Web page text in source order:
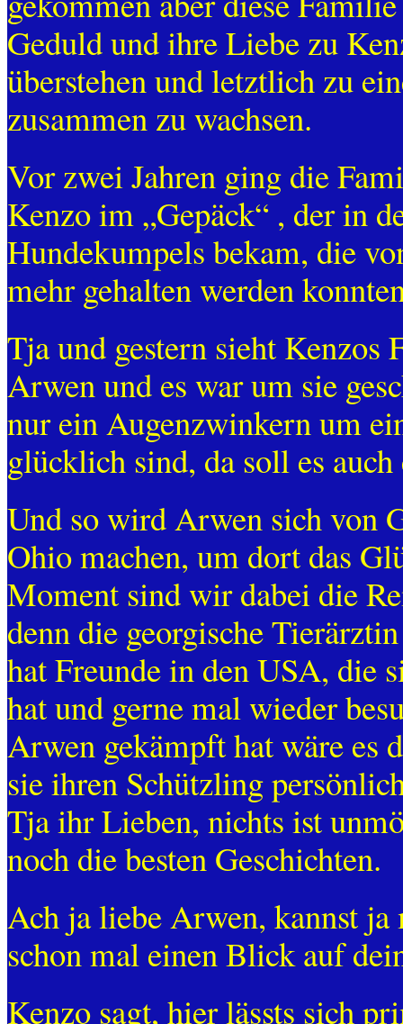
Geduld und ihre Liebe zu
überstehen und letztlich zu
zusammen zu wachsen.
Vor zwei Jahren ging die
Kenzo im „Gepäck“ , der in
Hundekumpels bekam, die
mehr gehalten werden
Tja und gestern sieht Kenzos
Arwen und es war um sie
nur ein Augenzwinkern um
glücklich sind, da soll es
Und so wird Arwen sich von
Ohio machen, um dort das
Moment sind wir dabei die
denn die georgische
hat Freunde in den USA, die
hat und gerne mal wieder
Arwen gekämpft hat wäre es
sie ihren Schützling
Tja ihr Lieben, nichts ist
noch die besten Geschichten.
Ach ja liebe Arwen, kannst ja
schon mal einen Blick auf
Kenzo sagt, hier lässts sich